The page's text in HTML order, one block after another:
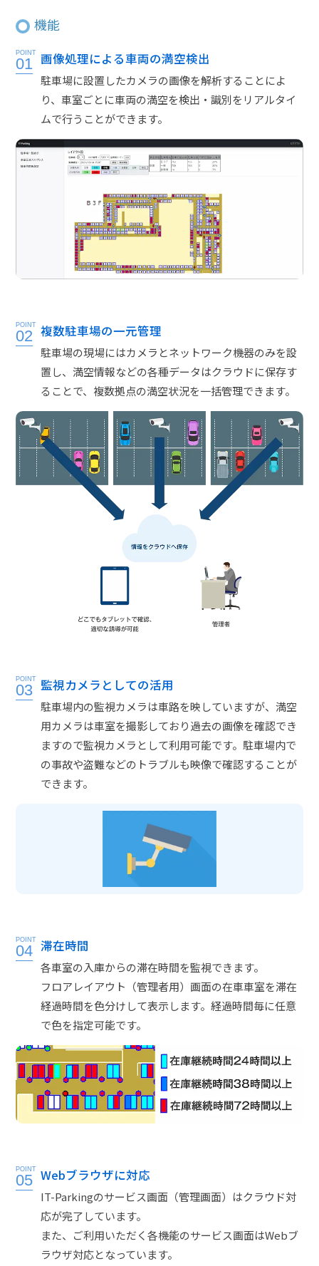
機能
POINT
01 画像処理による車両の満空検出
駐車場に設置したカメラの画像を解析することによ
り、車室ごとに車両の満空を検出・識別をリアルタイ
ムで行うことができます。
POINT
02 複数駐車場の一元管理
駐車場の現場にはカメラとネットワーク機器のみを設
置し、満空情報などの各種データはクラウドに保存す
ることで、複数拠点の満空状況を一括管理できます。
POINT
03 監視カメラとしての活用
駐車場内の監視カメラは車路を映していますが、満空
用カメラは車室を撮影しており過去の画像を確認でき
ますので監視カメラとして利用可能です。駐車場内で
の事故や盗難などのトラブルも映像で確認することが
できます。
POINT
04 滞在時間
各車室の入庫からの滞在時間を監視できます。
フロアレイアウト（管理者用）画面の在車車室を滞在
経過時間を色分けして表示します。経過時間毎に任意
で色を指定可能です。
POINT
05 Webブラウザに対応
IT-Parkingのサービス画面（管理画面）はクラウド対
応が完了しています。
また、ご利用いただく各機能のサービス画面はWebブ
ラウザ対応となっています。